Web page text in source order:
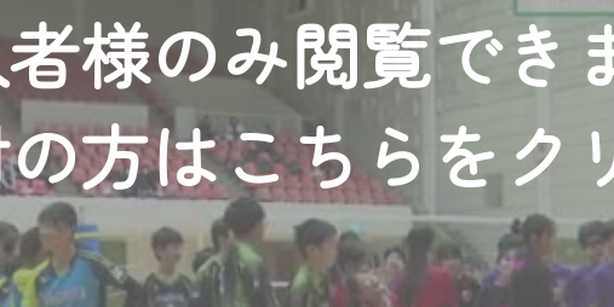
様のみ閲覧でき
方はこちらをク
9月24日からリニューアルします！
コンテンツが一目瞭然。
・どこでも・外出先でも！
をご視聴いただけます！